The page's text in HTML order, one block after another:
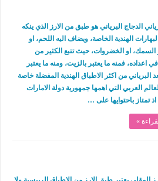
الدجاج البرياني هو طبق من الارز الذي ينكه
الهندية الخاصة، ويضاف اليه اللحم، او
السمك، او الخضروات، حيث تتبع الكثير من
اعداده، فمنه ما يعتبر بالزيت، ومنه ما يعتبر
البرياني من اكثر الاطباق الهندية المفضلة خاصة
العربي التي اهمها جمهورية دولة الامارات
اذ تمتاز باحتوايها على …
»